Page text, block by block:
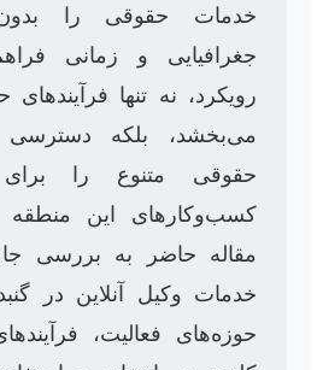
خدمات حقوقی را
جغرافیایی و زمانی
رویکرد، نه تنها
می‌بخشد، بلکه
حقوقی متنوع را
کسب‌و‌کارهای این
مقاله حاضر به بررسی
خدمات وکیل آنلاین در
حوزه‌های فعالیت،